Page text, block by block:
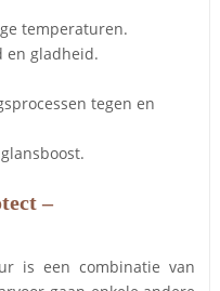
temperaturen.
en gladheid.
tegen en
–
is een combinatie van